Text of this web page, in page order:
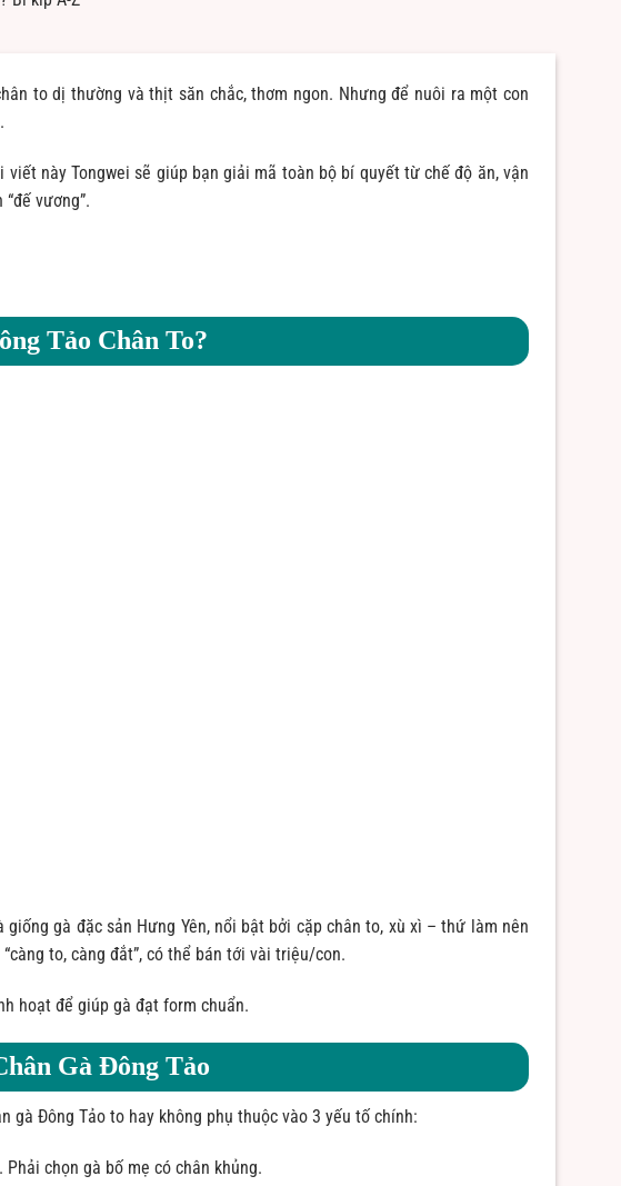
to dị thường và thịt săn chắc, thơm ngon. Nhưng để nuôi ra một con
viết này Tongwei sẽ giúp bạn giải mã toàn bộ bí quyết từ chế độ ăn, vận
vương”.
Tảo Chân To?
gà đặc sản Hưng Yên, nổi bật bởi cặp chân to, xù xì – thứ làm nên
to, càng đắt”, có thể bán tới vài triệu/con.
hoạt để giúp gà đạt form chuẩn.
Gà Đông Tảo
gà Đông Tảo to hay không phụ thuộc vào 3 yếu tố chính:
chọn gà bố mẹ có chân khủng.